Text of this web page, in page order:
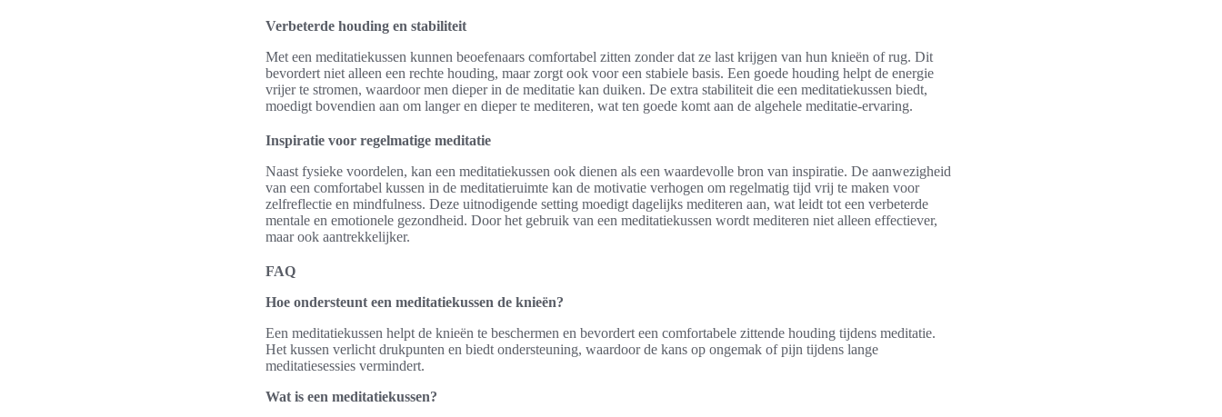
Verbeterde houding en stabiliteit
Met een meditatiekussen kunnen beoefenaars comfortabel zitten zonder dat ze last krijgen van hun knieën of rug. Dit
bevordert niet alleen een rechte houding, maar zorgt ook voor een stabiele basis. Een goede houding helpt de energie
vrijer te stromen, waardoor men dieper in de meditatie kan duiken. De extra stabiliteit die een meditatiekussen biedt,
moedigt bovendien aan om langer en dieper te mediteren, wat ten goede komt aan de algehele meditatie-ervaring.
Inspiratie voor regelmatige meditatie
Naast fysieke voordelen, kan een meditatiekussen ook dienen als een waardevolle bron van inspiratie. De aanwezigheid
van een comfortabel kussen in de meditatieruimte kan de motivatie verhogen om regelmatig tijd vrij te maken voor
zelfreflectie en mindfulness. Deze uitnodigende setting moedigt dagelijks mediteren aan, wat leidt tot een verbeterde
mentale en emotionele gezondheid. Door het gebruik van een meditatiekussen wordt mediteren niet alleen effectiever,
maar ook aantrekkelijker.
FAQ
Hoe ondersteunt een meditatiekussen de knieën?
Een meditatiekussen helpt de knieën te beschermen en bevordert een comfortabele zittende houding tijdens meditatie.
Het kussen verlicht drukpunten en biedt ondersteuning, waardoor de kans op ongemak of pijn tijdens lange
meditatiesessies vermindert.
Wat is een meditatiekussen?